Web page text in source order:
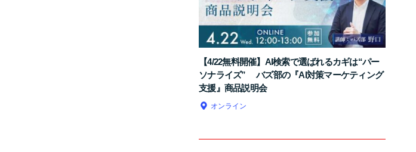
【4/22無料開催】AI検索で選ばれるカギは“パー
ソナライズ” バズ部の『AI対策マーケティング
支援』商品説明会
オンライン